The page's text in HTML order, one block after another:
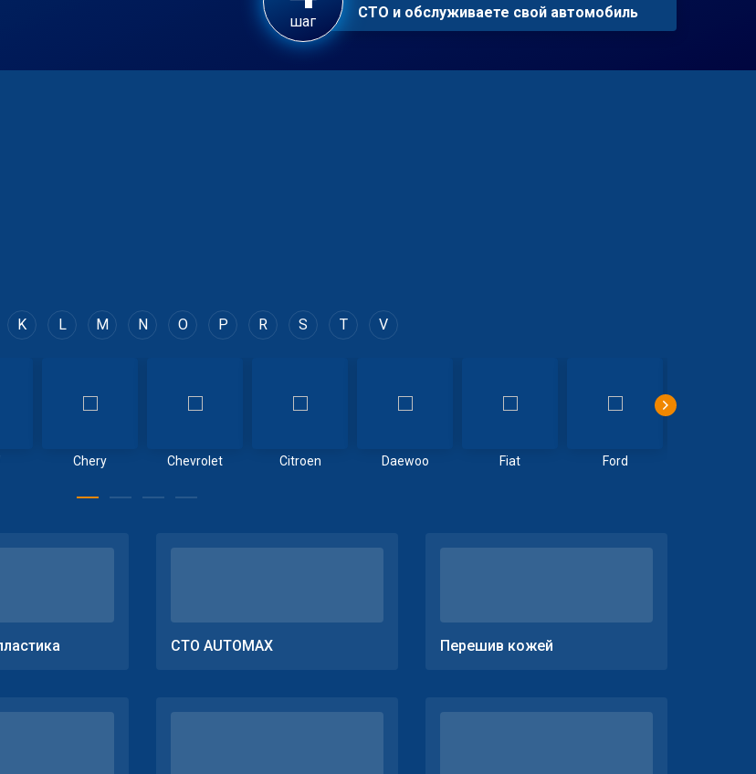
шаг
СТО и обслуживаете свой автомобиль
K L M N O P R S T V
Chery Chevrolet Citroen Daewoo Fiat Ford
СТО AUTOMAX Перешив кожей